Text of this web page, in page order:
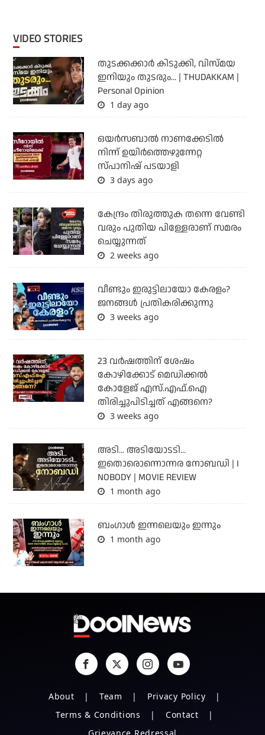
VIDEO STORIES
തുടക്കക്കാര്‍ കിടുക്കി, വിസ്മയ
ഇനിയും തുടരും... | THUDAKKAM |
Personal Opinion
1 day ago
ഒയര്‍സബാൽ നാണക്കേടിൽ
നിന്ന് ഉയിർത്തെഴുന്നേറ്റ
സ്പാനിഷ് പടയാളി
3 days ago
കേന്ദ്രം തിരുത്തുക തന്നെ വേണ്ടി
വരും പുതിയ പിള്ളേരാണ് സമരം
ചെയ്യുന്നത്
2 weeks ago
വീണ്ടും ഇരുട്ടിലായോ കേരളം?
ജനങ്ങൾ പ്രതികരിക്കുന്നു
3 weeks ago
23 വർഷത്തിന് ശേഷം
കോഴിക്കോട് മെഡിക്കൽ
കോളേജ് എസ്.എഫ്.ഐ
തിരിച്ചുപിടിച്ചത് എങ്ങനെ?
3 weeks ago
അടി... അടിയോടടി...
ഇതൊരൊന്നൊന്നര നോബഡി | I
NOBODY | MOVIE REVIEW
1 month ago
ബംഗാള്‍ ഇന്നലെയും ഇന്നും
1 month ago
About Team
Privacy Policy
Terms & Conditions
Contact